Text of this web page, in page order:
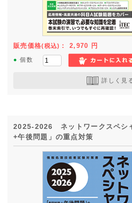
販売価格(税込) ：2,970 円
● 個数
詳しく見
2025-2026 ネットワークスペシ
+午後問題」の重点対策